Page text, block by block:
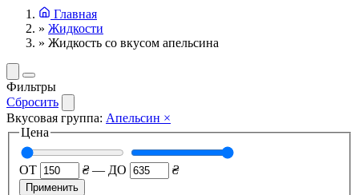
Главная
» Жидкости
» Жидкость со вкусом апельсина
Фильтры
Сбросить
Вкусовая группа: Апельсин ×
Цена
ОТ ₴ — ДО ₴
Применить